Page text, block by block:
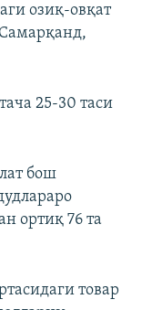
озиқ-овқат
25-30 таси
бош
ортиқ 76 та
товар